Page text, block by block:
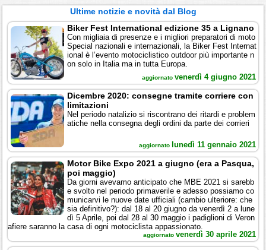
Ultime notizie e novità dal Blog
Biker Fest International edizione 35 a Lignano
Con migliaia di presenze e i migliori preparatori di moto
Special nazionali e internazionali, la Biker Fest Internat
ional è l’evento motociclistico outdoor più importante n
on solo in Italia ma in tutta Europa.
aggiornato venerdì 4 giugno 2021
Dicembre 2020: consegne tramite corriere con
limitazioni
Nel periodo natalizio si riscontrano dei ritardi e problem
atiche nella consegna degli ordini da parte dei corrieri
aggiornato lunedì 11 gennaio 2021
Motor Bike Expo 2021 a giugno (era a Pasqua,
poi maggio)
Da giorni avevamo anticipato che MBE 2021 si sarebb
e svolto nel periodo primaverile e adesso possiamo co
municarvi le nuove date ufficiali (cambio ulteriore: che
sia definitivo?): dal 18 al 20 giugno da venerdì 2 a lune
dì 5 Aprile, poi dal 28 al 30 maggio i padiglioni di Veron
afiere saranno la casa di ogni motociclista appassionato.
aggiornato venerdì 30 aprile 2021